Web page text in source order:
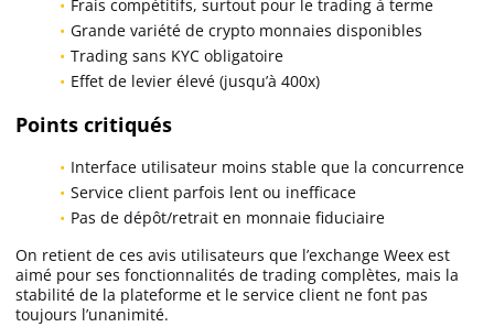
Frais compétitifs, surtout pour le trading à terme
Grande variété de crypto monnaies disponibles
Trading sans KYC obligatoire
Effet de levier élevé (jusqu’à 400x)
Points critiqués
Interface utilisateur moins stable que la concurrence
Service client parfois lent ou inefficace
Pas de dépôt/retrait en monnaie fiduciaire
On retient de ces avis utilisateurs que l’exchange Weex est
aimé pour ses fonctionnalités de trading complètes, mais la
stabilité de la plateforme et le service client ne font pas
toujours l’unanimité.